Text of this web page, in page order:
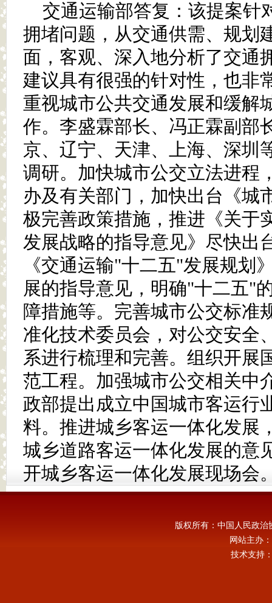
交通运输部答复：该提案针
拥堵问题，从交通供需、规划
面，客观、深入地分析了交通
建议具有很强的针对性，也非
重视城市公共交通发展和缓解
作。李盛霖部长、冯正霖副部
京、辽宁、天津、上海、深圳
调研。加快城市公交立法进程
办及有关部门，加快出台《城
极完善政策措施，推进《关于
发展战略的指导意见》尽快出
《交通运输"十二五"发展规划
展的指导意见，明确"十二五"
障措施等。完善城市公交标准
准化技术委员会，对公交安全
系进行梳理和完善。组织开展
范工程。加强城市公交相关中
政部提出成立中国城市客运行
料。推进城乡客运一体化发展
城乡道路客运一体化发展的意
开城乡客运一体化发展现场会
版权所有：中国人民政
网站主办
技术支持